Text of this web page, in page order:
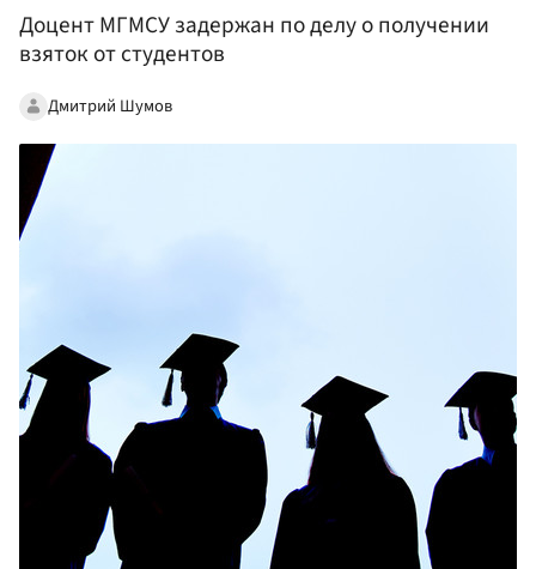
Доцент МГМСУ задержан по делу о получении
взяток от студентов
Дмитрий Шумов